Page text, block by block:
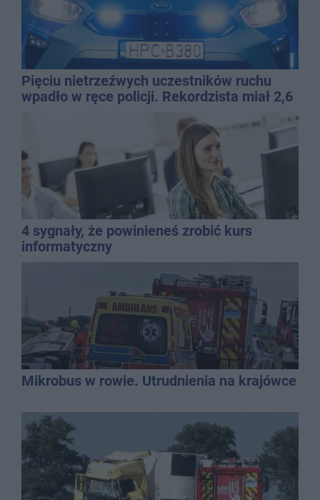
Pięciu nietrzeźwych uczestników ruchu
wpadło w ręce policji. Rekordzista miał 2,6
4 sygnały, że powinieneś zrobić kurs
informatyczny
Mikrobus w rowie. Utrudnienia na krajówce